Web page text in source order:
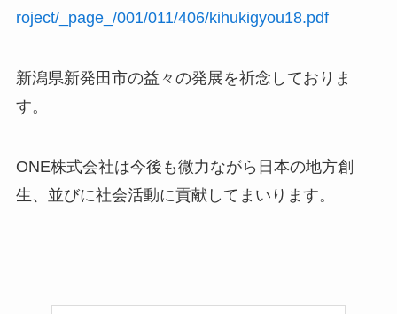
roject/_page_/001/011/406/kihukigyou18.pdf
新潟県新発田市の益々の発展を祈念しておりま
す。
ONE株式会社は今後も微力ながら日本の地方創
生、並びに社会活動に貢献してまいります。